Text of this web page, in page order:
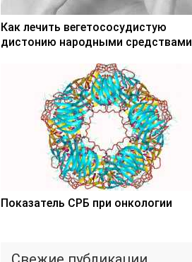
Как лечить вегетососудистую
дистонию народными средствами
Показатель СРБ при онкологии